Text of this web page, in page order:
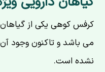
کرفس کوهی یکی از گیاهان
می باشد و تاکنون وجود
نشده است.